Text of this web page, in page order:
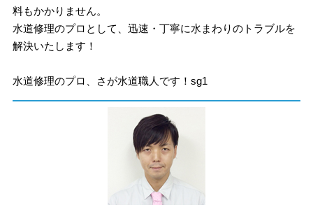
料もかかりません。
水道修理のプロとして、迅速・丁寧に水まわりのトラブルを
解決いたします！
水道修理のプロ、さが水道職人です！sg1